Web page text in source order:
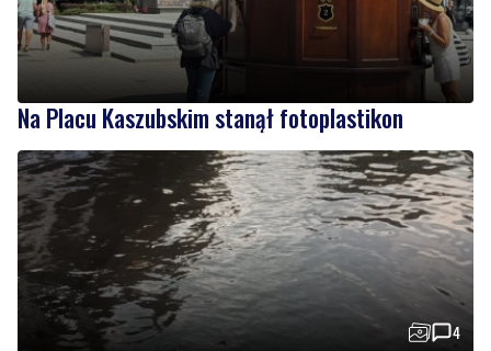
Na Placu Kaszubskim stanął fotoplastikon
4